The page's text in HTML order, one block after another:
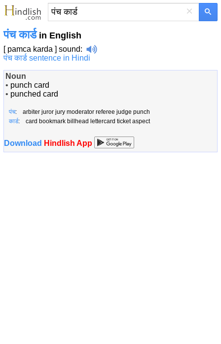
×
पंच कार्डin English
[ pamca karda ] sound:
पंच कार्ड sentence in Hindi
Noun
• punch card
• punched card
पंच: arbiter juror jury moderator referee judge punch
कार्ड: card bookmark billhead lettercard ticket aspect
Download Hindlish App